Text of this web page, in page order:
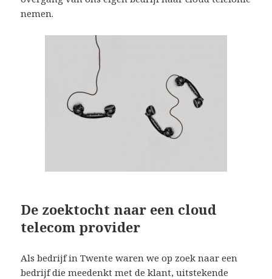
nemen.
De zoektocht naar een cloud
telecom provider
Als bedrijf in Twente waren we op zoek naar een
bedrijf die meedenkt met de klant, uitstekende